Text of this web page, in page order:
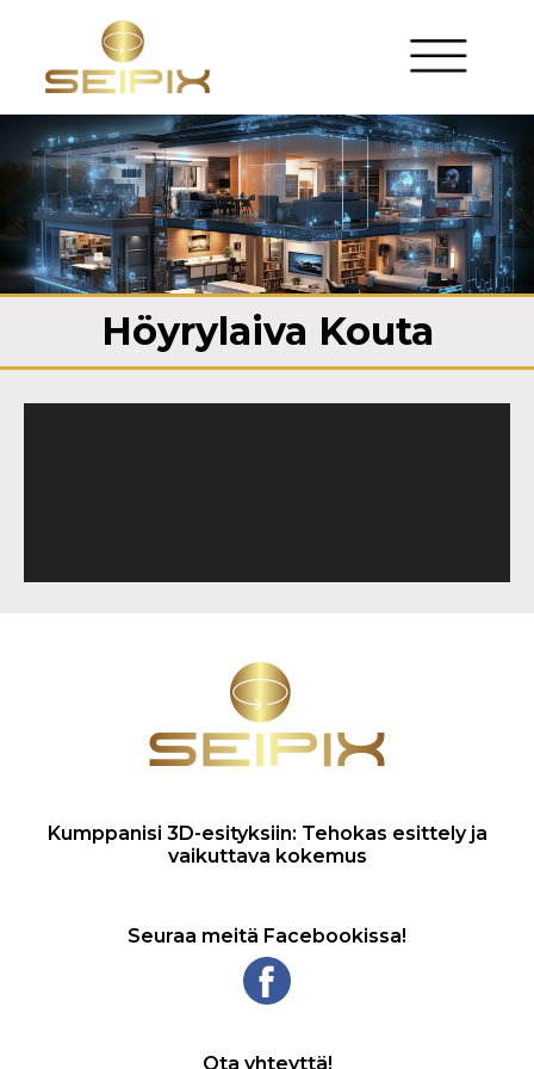
Höyrylaiva Kouta
Kumppanisi 3D-esityksiin: Tehokas esittely ja
vaikuttava kokemus
Seuraa meitä Facebookissa!
Ota yhteyttä!